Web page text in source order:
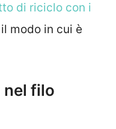
di riciclo con i
modo in cui è
nel filo